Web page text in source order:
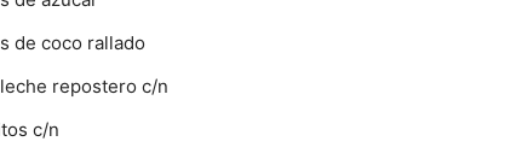
de coco rallado
repostero c/n
c/n